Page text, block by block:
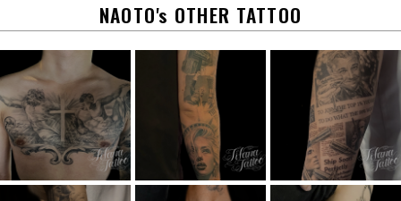
NAOTO's OTHER TATTOO